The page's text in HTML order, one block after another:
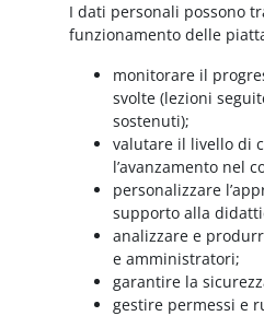
I dati personali possono
funzionamento delle
monitorare il
svolte (lezioni
sostenuti);
valutare il livello di
l’avanzamento nel
personalizzare
supporto alla
analizzare e
e amministratori;
garantire la
gestire permessi e